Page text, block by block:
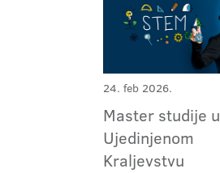
24. feb 2026.
Master studije u
Ujedinjenom
Kraljevstvu